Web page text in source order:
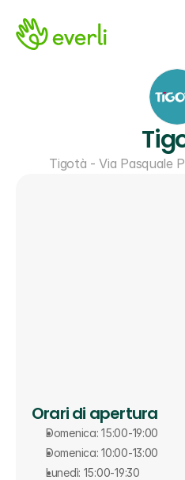
Tigotà - Via Pasquale
Orari di apertura
Domenica: 15:00-19:00
Domenica: 10:00-13:00
Lunedì: 15:00-19:30